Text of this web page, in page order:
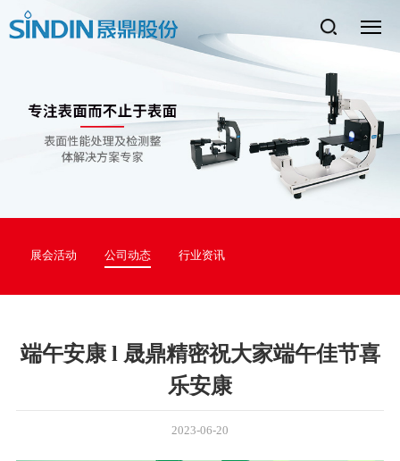
展会活动 公司动态 行业资讯
端午安康 l 晟鼎精密祝大家端午佳节喜
乐安康
2023-06-20